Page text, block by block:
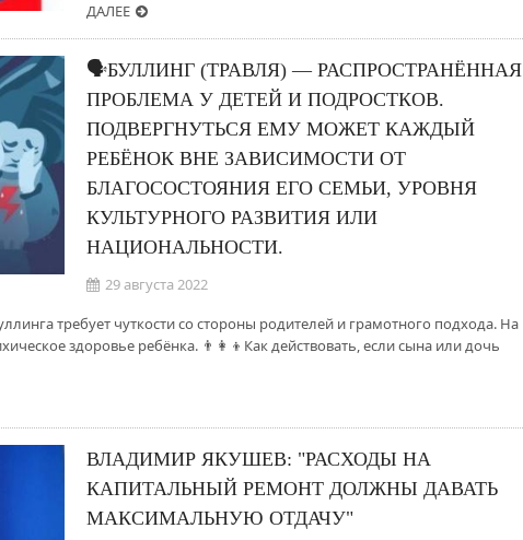
ДАЛЕЕ
🗣БУЛЛИНГ (ТРАВЛЯ) — РАСПРОСТРАНЁННАЯ
ПРОБЛЕМА У ДЕТЕЙ И ПОДРОСТКОВ.
ПОДВЕРГНУТЬСЯ ЕМУ МОЖЕТ КАЖДЫЙ
РЕБЁНОК ВНЕ ЗАВИСИМОСТИ ОТ
БЛАГОСОСТОЯНИЯ ЕГО СЕМЬИ, УРОВНЯ
КУЛЬТУРНОГО РАЗВИТИЯ ИЛИ
НАЦИОНАЛЬНОСТИ.
29 августа 2022
требует чуткости со стороны родителей и грамотного подхода. На
здоровье ребёнка. 👨‍👩‍👦Как действовать, если сына или дочь
ВЛАДИМИР ЯКУШЕВ: "РАСХОДЫ НА
КАПИТАЛЬНЫЙ РЕМОНТ ДОЛЖНЫ ДАВАТЬ
МАКСИМАЛЬНУЮ ОТДАЧУ"